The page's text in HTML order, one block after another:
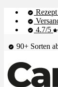
4.7/5
90+ Sorten